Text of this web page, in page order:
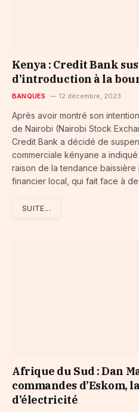
Kenya : Credit Bank
d’introduction à la
BANQUES 12 décembre, 2023
Après avoir montré son
de Nairobi (Nairobi Stock
Credit Bank a décidé de
commerciale kényane a
raison de la tendance baissière
financier local, qui fait face à
SUITE...
Afrique du Sud : Dan
commandes d’Eskom,
d’électricité